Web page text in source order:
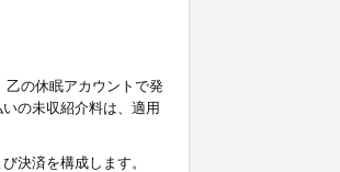
乙の休眠アカウントで発
の未収紹介料は、適用
決済を構成します。